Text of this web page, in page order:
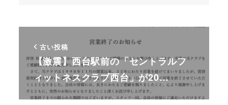
古い投稿
【激震】西台駅前の「セントラルフ
ィットネスクラブ西台」が20…